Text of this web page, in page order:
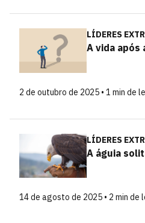
LÍDERES
A vida após
2 de outubro de 2025 • 1 min de
LÍDERES
A águia
14 de agosto de 2025 • 2 min de